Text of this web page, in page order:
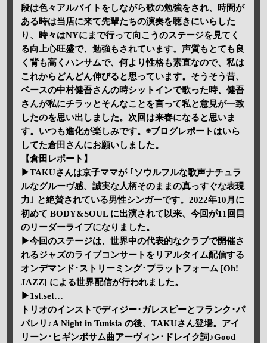
段は色々アルバイトをしながら歌の勉強をされ、時間が
ある時は当店に来て先輩たちの演奏を聴きにいらした
り、時々はNYにまで行って向こうのステージを見てく
る向上心旺盛で、勉強もされています。声質もとても良
く背も高くハンサムで、何より性格も素直なので、私は
これからどんどん伸びると思っています。そうそう昔、
ベースの中村健吾さんの時シットインで歌った時、健吾
さんが私にチラッとそんなことを言って私と意見が一致
したのを思い出しました。次回は来春になると思いま
す。いつも進化が楽しみです。◉ブログレポートはいら
してた倉田さんにお願いしました。
【倉田レポート】
▶TAKUさんは京子ママが ｢ソウルフルな歌声ナチュラ
ルなグルーヴ感、誠実な人柄そのままの真っすぐな表現
力｣ と絶賛されている男性シンガーです。2022年10月に
初めて BODY&SOUL に出演されて以来、今回が11回目
のリーダーライブになりました。
▶今回のステージは、世界中の代表的なクラブで開催さ
れるジャズのライブコンサートをリアルタイム配信する
オンデマンド･ストリーミング･プラットフォーム [Oh!
JAZZ] による世界配信が行われました。
▶1st.set…
トリオのインストでディジー･ガレスピーとフランク･パ
パレリ♪A Night in Tunisia の後、TAKUさん登場。アイ
リーン･ヒギンボサム曲アーヴィン･ドレイク詞♪Good